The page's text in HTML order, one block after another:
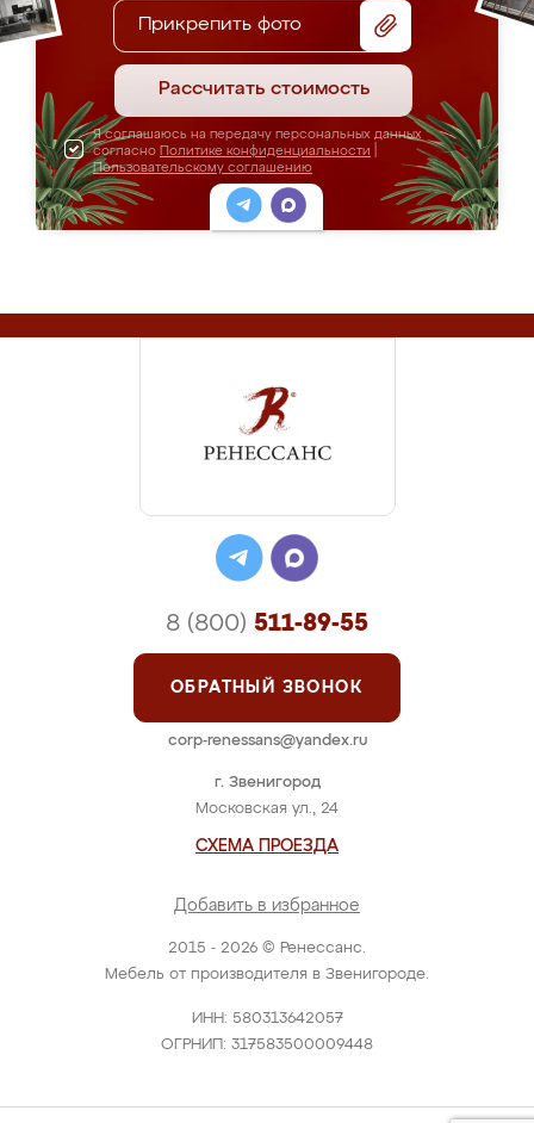
Прикрепить фото
Рассчитать стоимость
Я соглашаюсь на передачу персональных данных
согласно Политике конфиденциальности
Пользовательскому соглашению
2015 - 2026 © Ренессанс.
Мебель от производителя в Звенигороде.
ИНН: 580313642057
ОГРНИП: 317583500009448
г. Звенигород
Московская ул., 24
СХЕМА ПРОЕЗДА
Добавить в избранное
8 (800) 511-89-55
ОБРАТНЫЙ ЗВОНОК
corp-renessans@yandex.ru